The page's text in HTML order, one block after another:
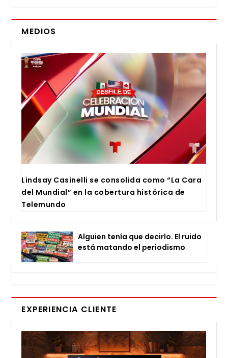
MEDIOS
Lind­say Casi­ne­lli se con­so­li­da como “La Cara
del Mun­dial” en la cober­tu­ra his­tó­ri­ca de
Tele­mun­do
Alguien tenía que decir­lo. El rui­do
está matan­do el perio­dis­mo
EXPERIENCIA CLIENTE